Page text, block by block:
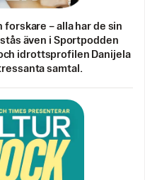
– alla har de sin
även i Sportpodden
idrottsprofilen Danijela
samtal.